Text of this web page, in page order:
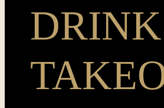
Sport
Pics